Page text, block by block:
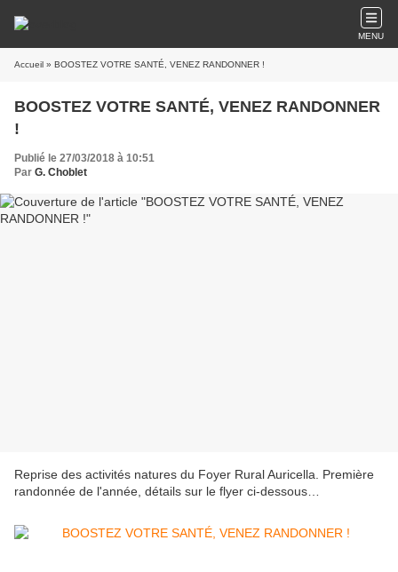
MENU
Accueil » BOOSTEZ VOTRE SANTÉ, VENEZ RANDONNER !
BOOSTEZ VOTRE SANTÉ, VENEZ RANDONNER
!
Publié le 27/03/2018 à 10:51
Par G. Choblet
Reprise des activités natures du Foyer Rural Auricella. Première
randonnée de l'année, détails sur le flyer ci-dessous…